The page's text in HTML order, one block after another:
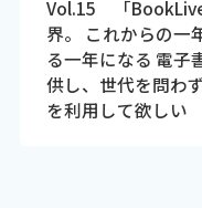
Vol.15 「
界。 これからの一
る一年になる 電子
供し、世代を問わ
を利用して欲しい